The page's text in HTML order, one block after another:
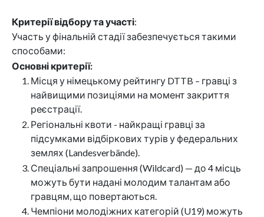
Критерії відбору та участі:
Участь у фінальній стадії забезпечується такими
способами:
Основні критерії:
Місця у німецькому рейтингу DTTB – гравці з
найвищими позиціями на момент закриття
реєстрації.
Регіональні квоти - найкращі гравці за
підсумками відбіркових турів у федеральних
землях (Landesverbände).
Спеціальні запрошення (Wildcard) — до 4 місць
можуть бути надані молодим талантам або
гравцям, що повертаються.
Чемпіони молодіжних категорій (U19) можуть